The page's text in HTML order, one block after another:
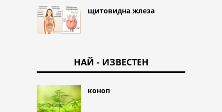
щитовидна жлеза
НАЙ - ИЗВЕСТЕН
коноп